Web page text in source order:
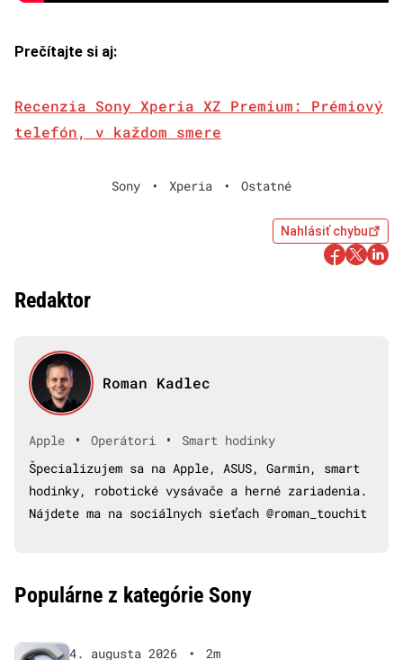
Prečítajte si aj:
Recenzia Sony Xperia XZ Premium: Prémiový
telefón, v každom smere
Sony • Xperia • Ostatné
Nahlásiť chybu
Redaktor
Roman Kadlec
Apple • Operátori •
Smart hodinky
Špecializujem sa na Apple, ASUS, Garmin, smart
hodinky, robotické vysávače a herné zariadenia.
Nájdete ma na sociálnych sieťach @roman_touchit
Populárne z kategórie Sony
4. augusta 2026 • 2m